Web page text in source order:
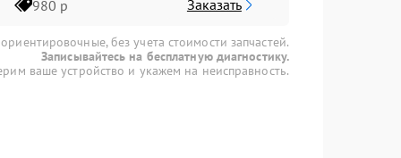
980 р Заказать
без учета стоимости запчастей.
Записывайтесь на бесплатную диагностику.
ваше устройство и укажем на неисправность.